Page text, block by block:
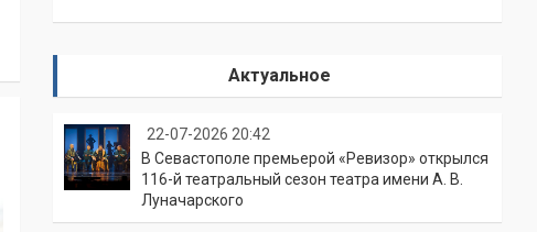
Актуальное
22-07-2026 20:42
В Севастополе премьерой «Ревизор» открылся
116-й театральный сезон театра имени А. В.
Луначарского